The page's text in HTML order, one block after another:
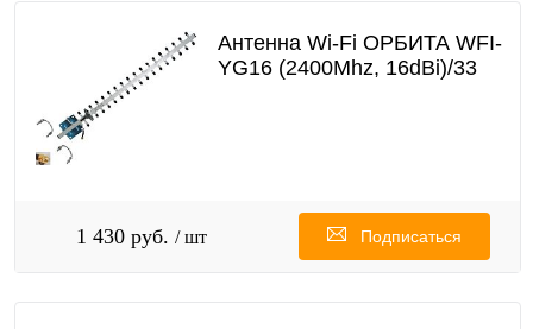
Антенна Wi-Fi ОРБИТА WFI-
YG16 (2400Mhz, 16dBi)/33
1 430 руб. / шт Подписаться